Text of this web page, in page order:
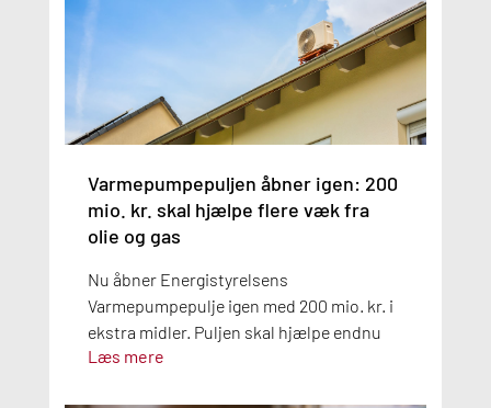
Varmepumpepuljen åbner igen: 200
mio. kr. skal hjælpe flere væk fra
olie og gas
Nu åbner Energistyrelsens
Varmepumpepulje igen med 200 mio. kr. i
ekstra midler. Puljen skal hjælpe endnu
flere boligejere med at skifte olie- og
Læs mere